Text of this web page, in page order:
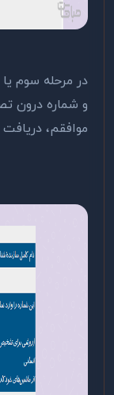
در مرحله سوم
و شماره درون
موافقم،